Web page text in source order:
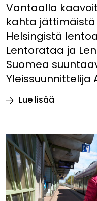
Vantaalla
kahta
Helsingistä
Lentorataa ja
Suomea
Yleissuunnittelija
Lue lisää
liikenteen
solmukohdassa:
”Yhteys
itään
on
ollut